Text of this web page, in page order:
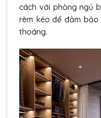
cách với phòng ngủ
rèm kéo để đảm
thoáng.